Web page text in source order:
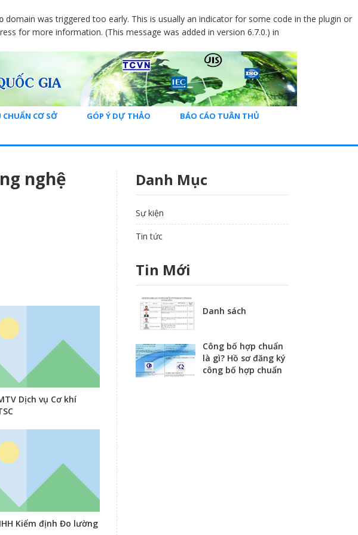
domain was triggered too early. This is usually an indicator for some code in the plugin or
for more information. (This message was added in version 6.7.0.) in
CHUẨN CƠ SỞ GÓP Ý DỰ THẢO
BÁO CÁO TUÂN THỦ
nghệ
Dịch vụ Cơ khí
Kiểm định Đo lường
Danh Mục
Sự kiện
Tin tức
Tin Mới
Danh sách
Công bố hợp chuẩn
là gì? Hồ sơ đăng ký
công bố hợp chuẩn